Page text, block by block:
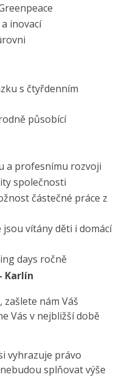
inovací
s čtyřdenním
působící
a profesnímu rozvoji
společnosti
částečné práce z
jsou vítány děti i domácí
days ročně
Karlín
nám Váš
Vás v nejbližší době
vyhrazuje právo
splňovat výše